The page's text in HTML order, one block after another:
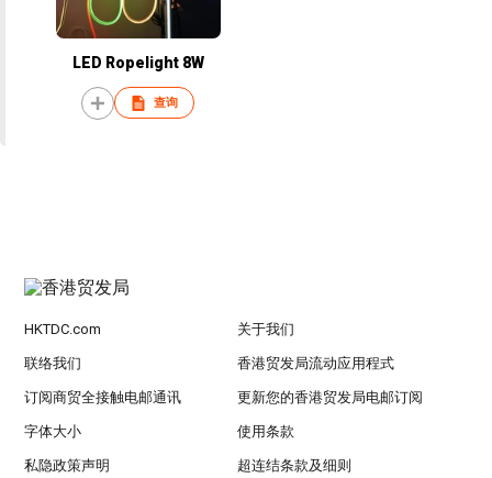
LED Ropelight 8W
查询
HKTDC.com 关于我们
联络我们 香港贸发局流动应用程式
订阅商贸全接触电邮通讯 更新您的香港贸发局电邮订阅
字体大小 使用条款
私隐政策声明 超连结条款及细则